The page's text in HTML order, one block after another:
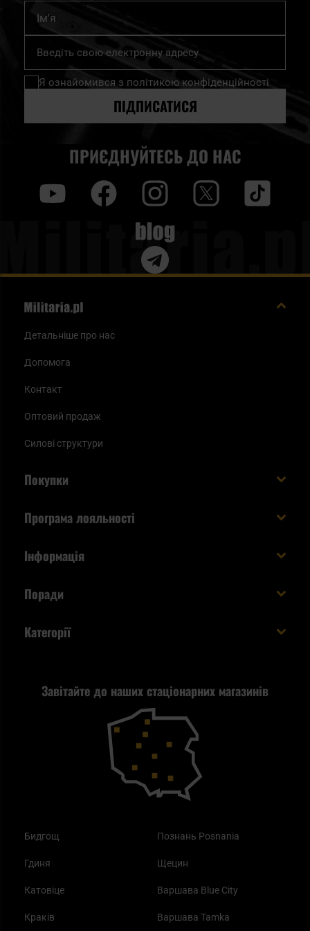
Підпишіться
нашу
розсилку
Я ознайомився з політикою конфіденційності
ПІДПИСАТИСЯ
ПРИЄДНУЙТЕСЬ ДО НАС
Blog
Детальніше про нас
Допомога
Контакт
Оптовий продаж
Силові структури
Покупки
Способи оплати
Статус замовлення
Tax Free
Програма лояльності
Увійдіть в систему
Завітайте до наших стаціонарних магазинів
Бидгощ
Гдиня
Катовіце
Краків
Познань Posnania
Щецин
Варшава Blue City
Варшава Tamka
Інформація
Політика конфіденційності
Повернення товару
Поради
спакувати?
Blackout - що це таке?
Як працює маска від смогу?
Найкращі спальні мішки на осінь
Категорії
Самозахист